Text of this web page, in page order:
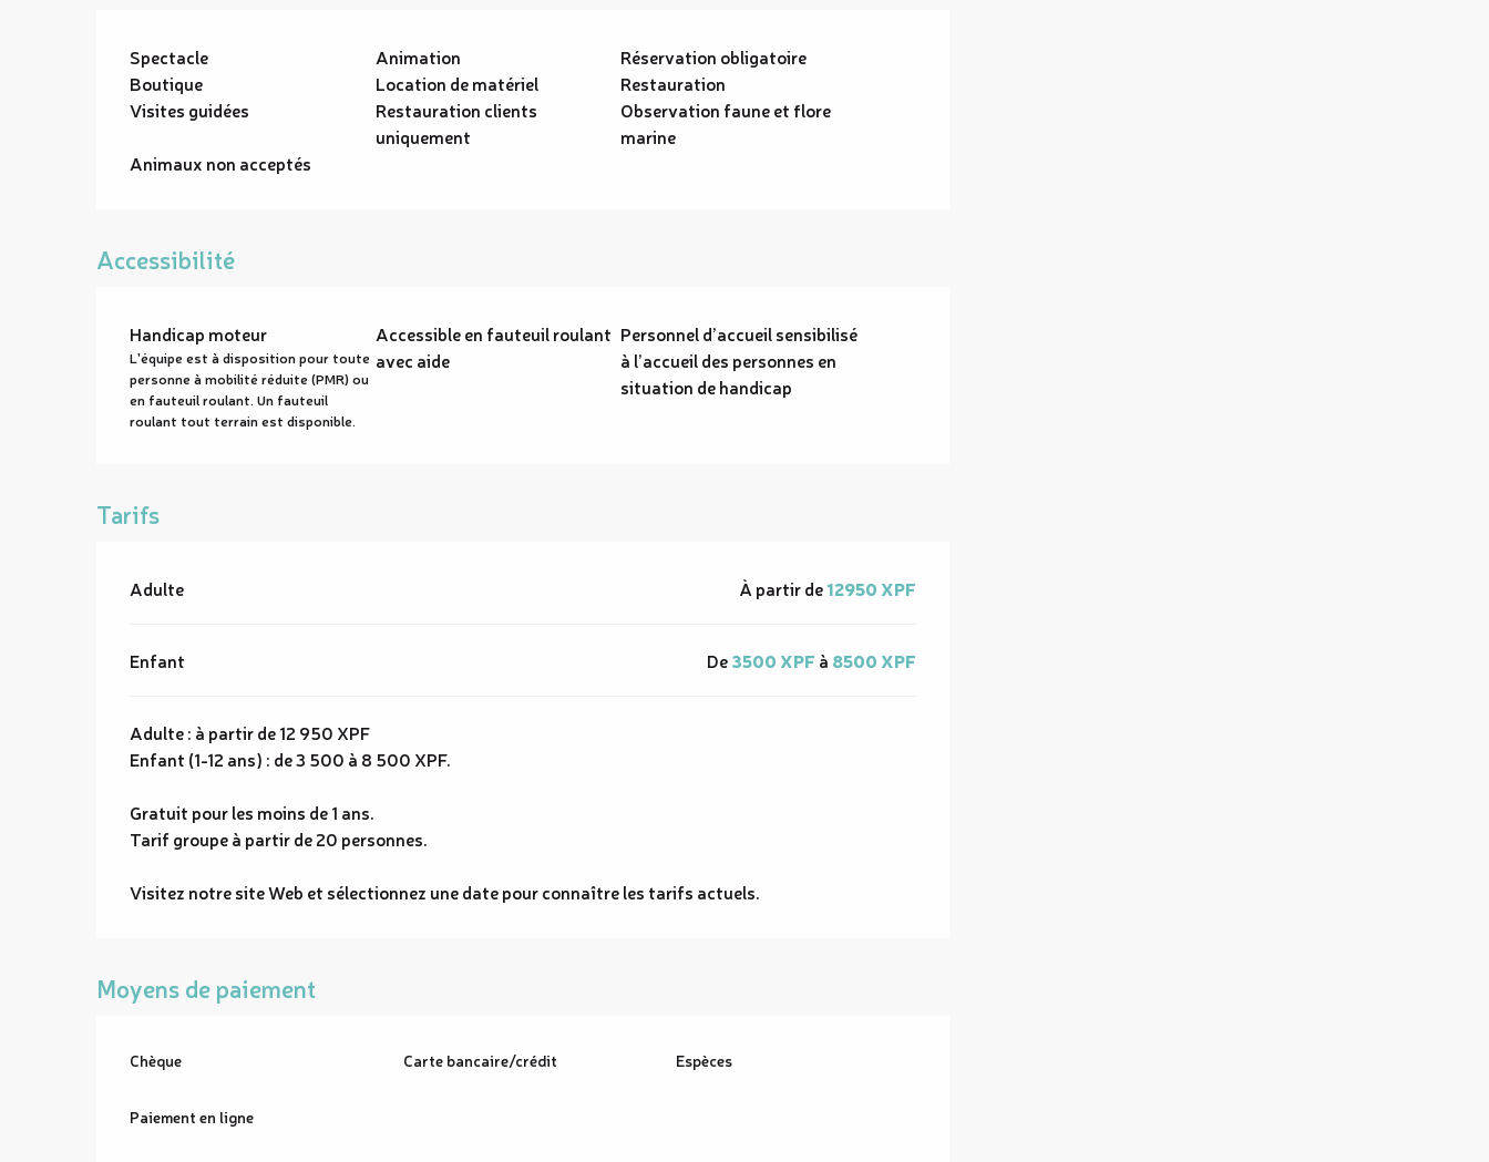
Spectacle Animation
Réservation obligatoire
Boutique
Location de matériel
Restauration
Visites guidées
Restauration clients
uniquement
Observation faune et flore
marine
Animaux non acceptés
Accessibilité
Handicap moteur
L'équipe est à disposition pour toute
personne à mobilité réduite (PMR) ou
en fauteuil roulant. Un fauteuil
roulant tout terrain est disponible.
Accessible en fauteuil roulant
avec aide
Personnel d’accueil sensibilisé
à l’accueil des personnes en
situation de handicap
Tarifs
Tarifs 2026
Adulte À partir de12950 XPF
Enfant De3500 XPF à 8500 XPF
Adulte : à partir de 12 950 XPF
Enfant (1-12 ans) : de 3 500 à 8 500 XPF.
Gratuit pour les moins de 1 ans.
Tarif groupe à partir de 20 personnes.
Visitez notre site Web et sélectionnez une date pour connaître les tarifs actuels.
Moyens de paiement
Chèque Carte bancaire/crédit Espèces
Paiement en ligne